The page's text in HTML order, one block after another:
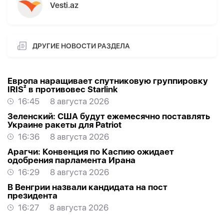
Vesti.az
ДРУГИЕ НОВОСТИ РАЗДЕЛА
Европа наращивает спутниковую группировку
IRIS² в противовес Starlink
16:45
8 августа 2026
Зеленский: США будут ежемесячно поставлять
Украине ракеты для Patriot
16:36
8 августа 2026
Арагчи: Конвенция по Каспию ожидает
одобрения парламента Ирана
16:29
8 августа 2026
В Венгрии назвали кандидата на пост
президента
16:27
8 августа 2026